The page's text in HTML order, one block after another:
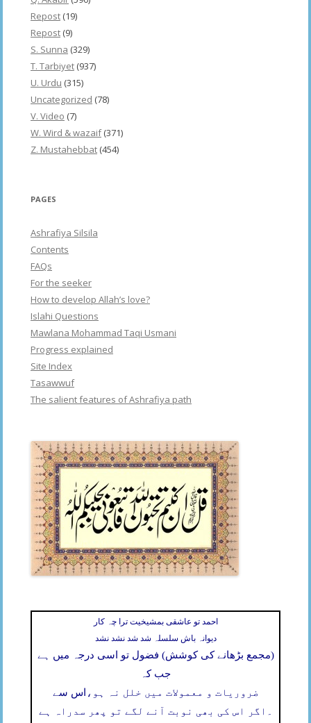
Repost (19)
Repost (9)
S. Sunna (329)
T. Tarbiyet (937)
U. Urdu (315)
Uncategorized (78)
V. Video (7)
W. Wird & wazaif(371)
Z. Mustahebbat (454)
PAGES
Ashrafiya Silsila
Contents
FAQs
For the seeker
How to develop Allah’s love?
Islahi Questions
Mawlana Mohammad Taqi Usmani
Progress explained
Site Index
Tasawwuf
The salient features of Ashrafiya path
احمد تو عاشقی بمشیخیت ترا چہ کار
دیوانہ باش سلسلہ شد شد نشد نشد
(مجمع بڑھانے کی کوشش) فضول تو اسی درجہ میں ہے
جب کہ
اس سے ضروریات و معمولات میں خلل نہ ہو،
اگر اس کی بھی نوبت آنے لگے تو پھر سدراہ ہے